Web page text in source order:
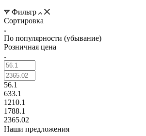
Фильтр
Сортировка
По популярности (убывание)
Розничная цена
56.1
633.1
1210.1
1788.1
2365.02
Наши предложения